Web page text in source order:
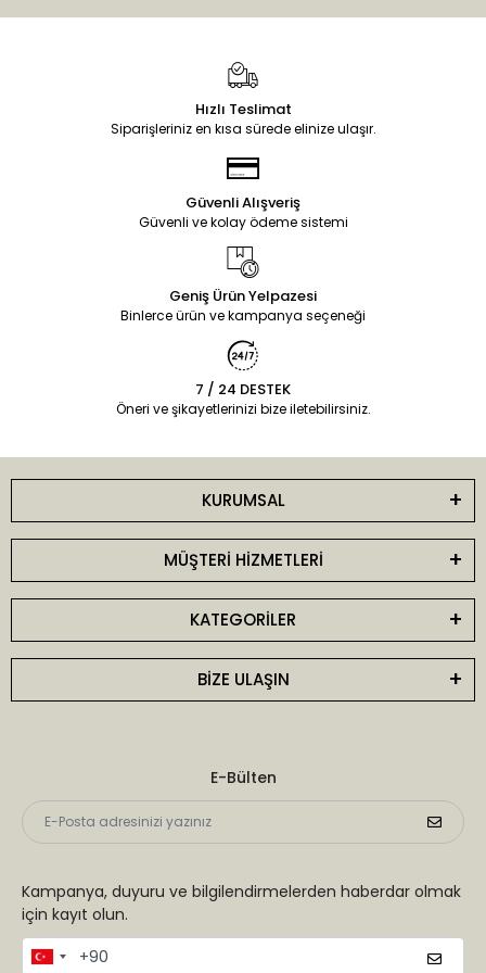
Hızlı Teslimat
Siparişleriniz en kısa sürede elinize ulaşır.
Güvenli Alışveriş
Güvenli ve kolay ödeme sistemi
Geniş Ürün Yelpazesi
Binlerce ürün ve kampanya seçeneği
7 / 24 DESTEK
Öneri ve şikayetlerinizi bize iletebilirsiniz.
KURUMSAL
MÜŞTERİ HİZMETLERİ
KATEGORİLER
BİZE ULAŞIN
E-Bülten
Kampanya, duyuru ve bilgilendirmelerden haberdar olmak
için kayıt olun.